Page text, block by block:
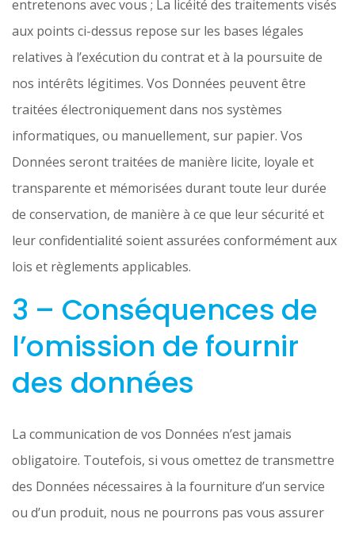
entretenons avec vous ; La licéité des traitements visés
aux points ci-dessus repose sur les bases légales
relatives à l’exécution du contrat et à la poursuite de
nos intérêts légitimes. Vos Données peuvent être
traitées électroniquement dans nos systèmes
informatiques, ou manuellement, sur papier. Vos
Données seront traitées de manière licite, loyale et
transparente et mémorisées durant toute leur durée
de conservation, de manière à ce que leur sécurité et
leur confidentialité soient assurées conformément aux
lois et règlements applicables.
3 – Conséquences de
l’omission de fournir
des données
La communication de vos Données n’est jamais
obligatoire. Toutefois, si vous omettez de transmettre
des Données nécessaires à la fourniture d’un service
ou d’un produit, nous ne pourrons pas vous assurer